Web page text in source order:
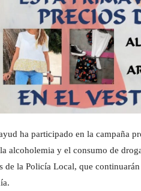
ha participado en la campaña
alcoholemia y el consumo de
de la Policía Local, que